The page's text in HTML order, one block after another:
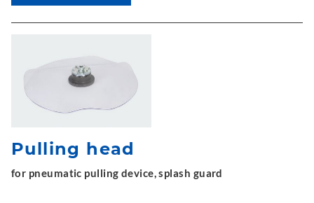
Pulling head
for pneumatic pulling device, splash guard